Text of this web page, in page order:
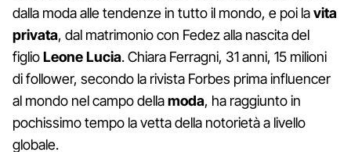
dalla moda alle tendenze in tutto il mondo, e poi lavita
privata, dal matrimonio con Fedez alla nascita del
figlioLeone Lucia. Chiara Ferragni, 31 anni, 15 milioni
di follower, secondo la rivista Forbes prima influencer
al mondo nel campo dellamoda, ha raggiunto in
pochissimo tempo la vetta della notorietà a livello
globale.